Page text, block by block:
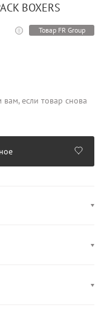
BOXERS
Товар FR Group
если товар снова